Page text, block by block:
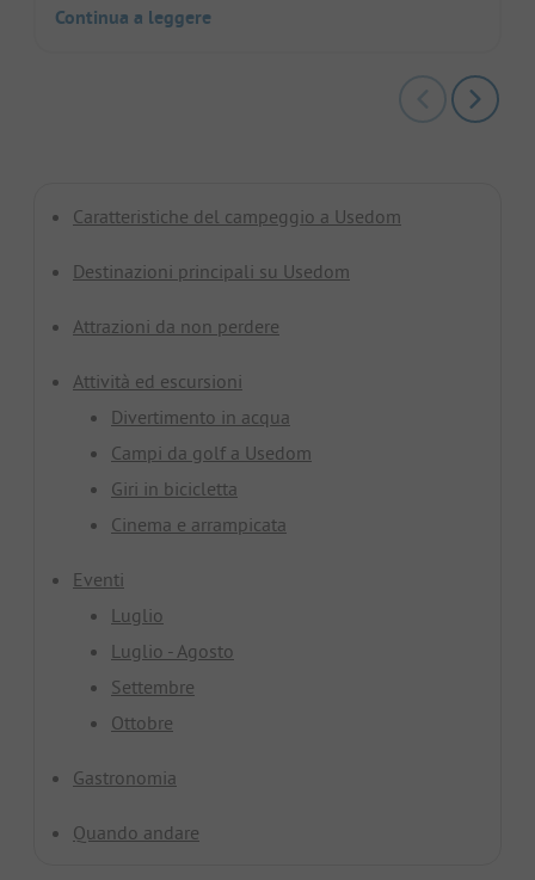
Continua a leggere
Caratteristiche del campeggio a Usedom
Destinazioni principali su Usedom
Attrazioni da non perdere
Attività ed escursioni
Divertimento in acqua
Campi da golf a Usedom
Giri in bicicletta
Cinema e arrampicata
Eventi
Luglio
Luglio - Agosto
Settembre
Ottobre
Gastronomia
Quando andare